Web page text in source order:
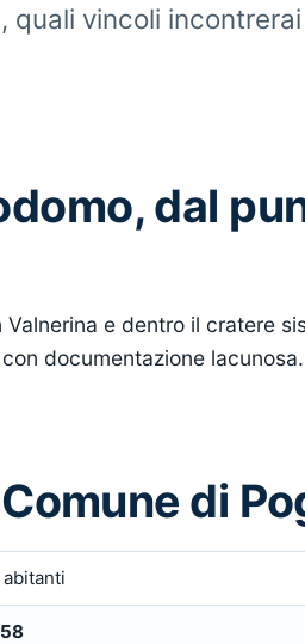
vincoli
dal
e dentro il cratere
documentazione lacunosa.
di